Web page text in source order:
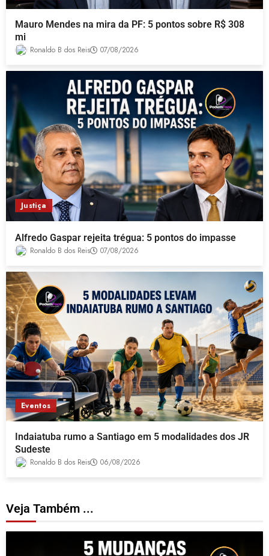
Mauro Mendes na mira da PF: 5 pontos sobre R$ 308
mi
Ronaldo B dos Reis 07/08/2026
Justiça
Alfredo Gaspar rejeita trégua: 5 pontos do impasse
Ronaldo B dos Reis 07/08/2026
Eventos
Indaiatuba rumo a Santiago em 5 modalidades dos JR
Sudeste
Ronaldo B dos Reis 06/08/2026
Veja Também ...